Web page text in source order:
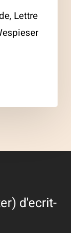
Lettre
d'ecrit-